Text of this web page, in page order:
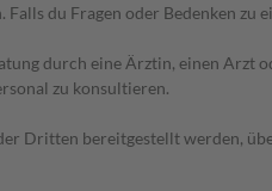
du Fragen oder Bedenken
durch eine Ärztin, einen Arzt
zu konsultieren.
Dritten bereitgestellt werden,